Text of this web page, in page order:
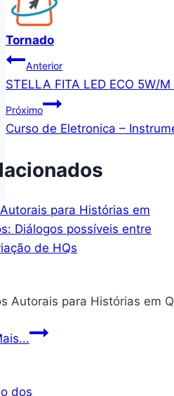
Tornado
Navegação
de
Post
Anterior
STELLA FITA LED ECO 5W/
Próximo
Curso de Eletronica –
Direitos
Histórias